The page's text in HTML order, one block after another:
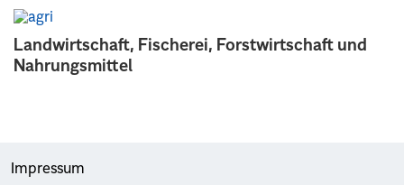
Landwirtschaft, Fischerei, Forstwirtschaft und
Nahrungsmittel
Impressum